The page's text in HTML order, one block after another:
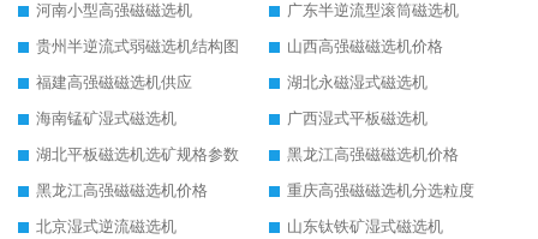
河南小型高强磁磁选机
广东半逆流型滚筒磁选机
贵州半逆流式弱磁选机结构图
山西高强磁磁选机价格
福建高强磁磁选机供应
湖北永磁湿式磁选机
海南锰矿湿式磁选机
广西湿式平板磁选机
湖北平板磁选机选矿规格参数
黑龙江高强磁磁选机价格
黑龙江高强磁磁选机价格
重庆高强磁磁选机分选粒度
北京湿式逆流磁选机
山东钛铁矿湿式磁选机